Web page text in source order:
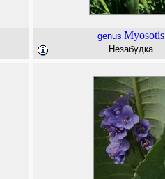
genus Myosotis
Незабудка